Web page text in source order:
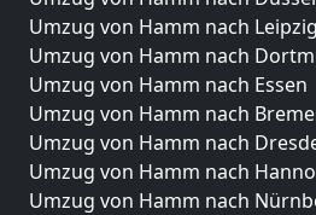
Umzug von Hamm nach Leipzig
Umzug von Hamm nach
Umzug von Hamm nach Essen
Umzug von Hamm nach
Umzug von Hamm nach
Umzug von Hamm nach
Umzug von Hamm nach